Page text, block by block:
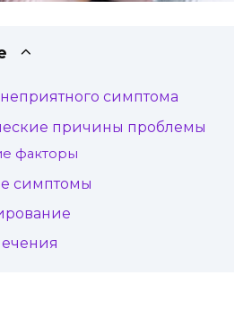
симптома
причины проблемы
факторы
симптомы